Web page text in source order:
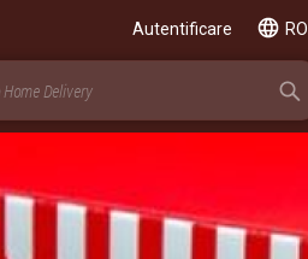
RO
Autentificare